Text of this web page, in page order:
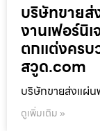
บริษัทขายส่
งานเฟอร์นิ
ตกแต่งครบ
สวูด.com
บริษัทขายส่งแผ่น
ดูเพิ่มเติม »